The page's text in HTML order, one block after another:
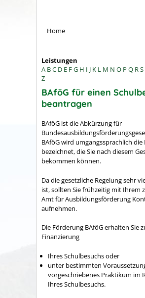
Home
Leistungen
A BC D E FG H I J K L M N O P Q RS
Z
BAföG für einen
beantragen
BAföG ist die Abkürzung für
BAföG wird umgangssprachlich
bezeichnet, die Sie nach diesem
bekommen können.
Da die gesetzliche Regelung sehr
ist, sollten Sie frühzeitig mit Ihrem
Amt für Ausbildungsförderung
aufnehmen.
Die Förderung BAföG erhalten Sie
Finanzierung
Ihres Schulbesuchs oder
unter bestimmten
vorgeschriebenes Praktikum im
Ihres Schulbesuchs.